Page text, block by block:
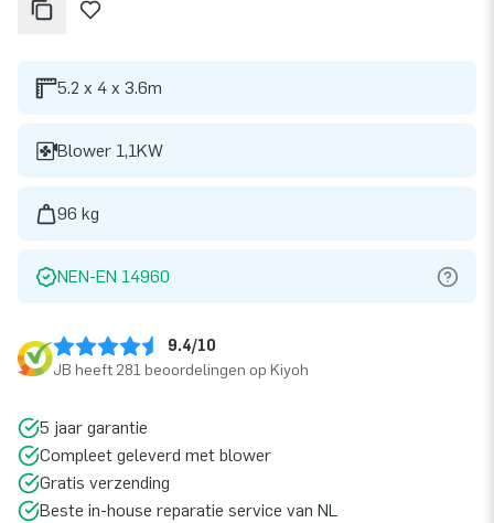
5.2 x 4 x 3.6m
Blower 1,1KW
96 kg
NEN-EN 14960
9.4/10
JB heeft 281 beoordelingen op Kiyoh
5 jaar garantie
Compleet geleverd met blower
Gratis verzending
Beste in-house reparatie service van NL